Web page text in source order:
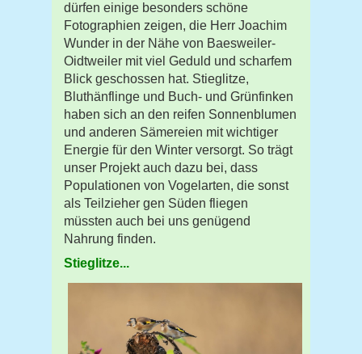
dürfen einige besonders schöne
Fotographien zeigen, die Herr Joachim
Wunder in der Nähe von Baesweiler-
Oidtweiler mit viel Geduld und scharfem
Blick geschossen hat. Stieglitze,
Bluthänflinge und Buch- und Grünfinken
haben sich an den reifen Sonnenblumen
und anderen Sämereien mit wichtiger
Energie für den Winter versorgt. So trägt
unser Projekt auch dazu bei, dass
Populationen von Vogelarten, die sonst
als Teilzieher gen Süden fliegen
müssten auch bei uns genügend
Nahrung finden.
Stieglitze...